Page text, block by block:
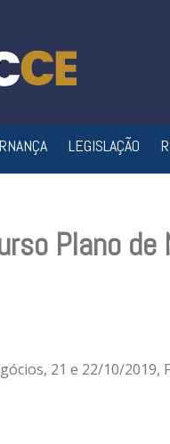
LEGISLAÇÃO
Plano
21 e 22/10/2019,